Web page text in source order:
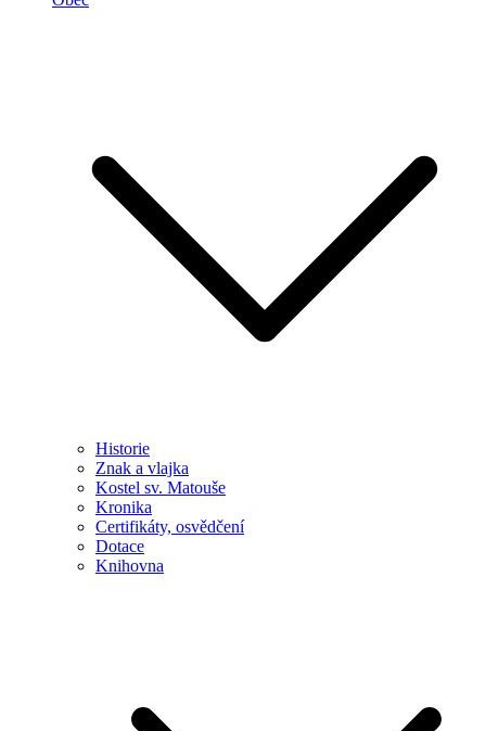
Historie
Znak a vlajka
Kostel sv. Matouše
Kronika
Certifikáty, osvědčení
Dotace
Knihovna